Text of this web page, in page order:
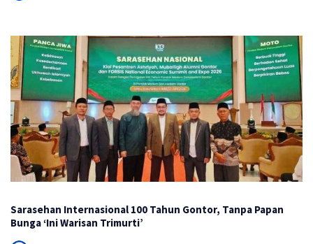
Sarasehan Internasional 100 Tahun Gontor, Tanpa Papan
Bunga ‘Ini Warisan Trimurti’